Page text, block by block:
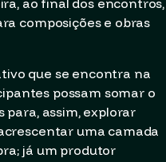
composições e obras
que se encontra na
possam somar o
assim, explorar
uma camada
já um produtor